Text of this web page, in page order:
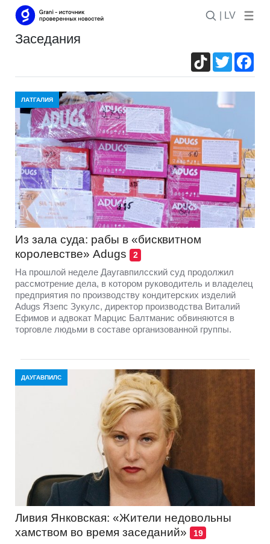
| LV
заседания
TikTokTwitter
ЛАТГАЛИЯ
Из зала суда: рабы в «бисквитном
королевстве» Adugs
2
На прошлой неделе Даугавпилсский суд продолжил
рассмотрение дела, в котором руководитель и владелец
предприятия по производству кондитерских изделий
Adugs Язепс Зукулс, директор производства Виталий
Ефимов и адвокат Марцис Балтманис обвиняются в
торговле людьми в составе организованной группы.
ДАУГАВПИЛС
Ливия Янковская: «Жители недовольны
хамством во время заседаний»
19